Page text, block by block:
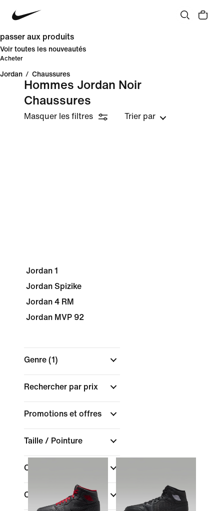
passer aux produits
Voir toutes les nouveautés
Acheter
Jordan / Chaussures
Hommes Jordan Noir
Chaussures
Masquer les filtres Trier par
Jordan 1
Jordan Spizike
Jordan 4 RM
Jordan MVP 92
Genre (1)
Rechercher par prix
Promotions et offres
Taille / Pointure
Couleur
Collections